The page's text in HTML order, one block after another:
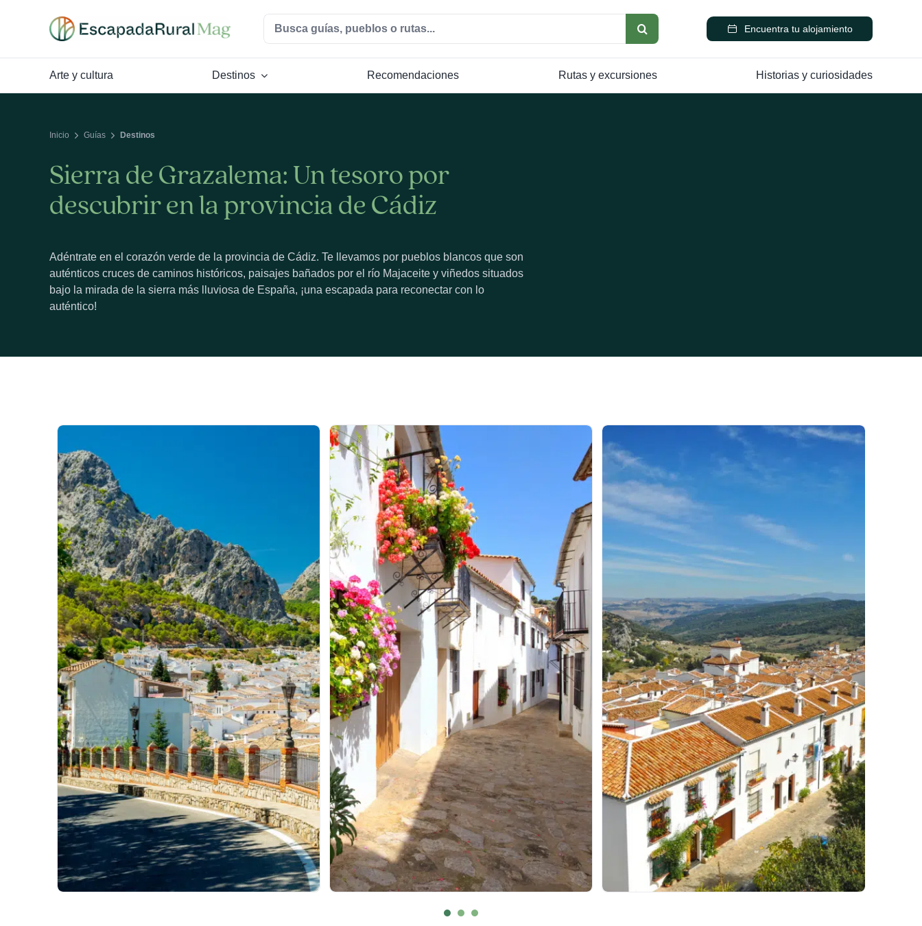
Buscar:
Encuentra tu alojamiento
Arte y cultura Destinos Recomendaciones Rutas y excursiones Historias y curiosidades
Inicio Guías Destinos
Sierra de Grazalema: Un tesoro por
descubrir en la provincia de Cádiz
Adéntrate en el corazón verde de la provincia de Cádiz. Te llevamos por pueblos blancos que son
auténticos cruces de caminos históricos, paisajes bañados por el río Majaceite y viñedos situados
bajo la mirada de la sierra más lluviosa de España, ¡una escapada para reconectar con lo
auténtico!